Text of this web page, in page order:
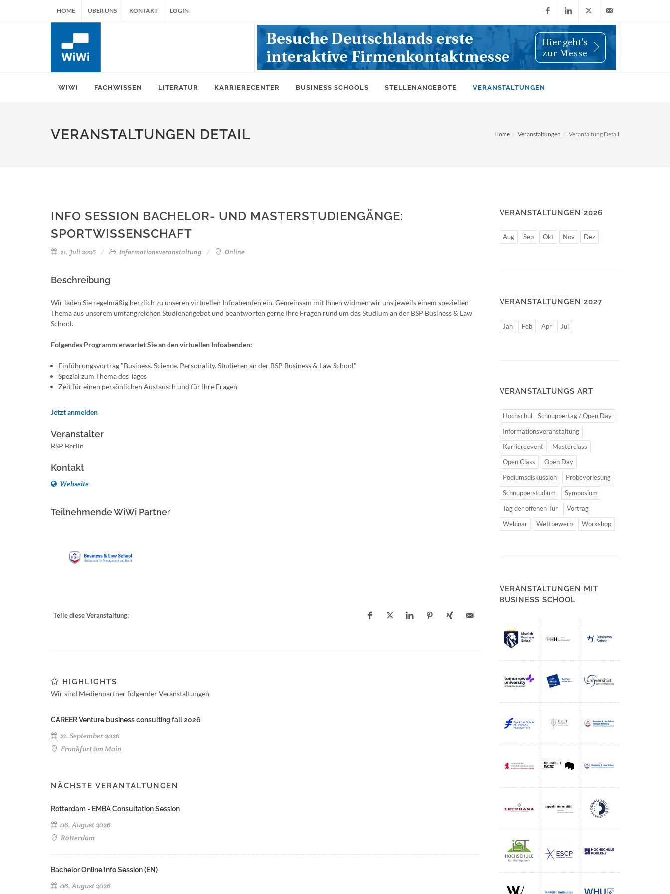
HOME ÜBER UNS KONTAKT LOGIN
FacebookLinkedIn
X
(Twitter)
info@wiwi-
WIWI FACHWISSEN LITERATUR KARRIERECENTER BUSINESS SCHOOLS STELLENANGEBOTE VERANSTALTUNGEN
VERANSTALTUNGEN DETAIL Home Veranstaltungen Verantaltung Detail
INFO SESSION BACHELOR- UND MASTERSTUDIENGÄNGE:
SPORTWISSENSCHAFT
21. Juli 2026 Informationsveranstaltung Online
Beschreibung
Wir laden Sie regelmäßig herzlich zu unseren virtuellen Infoabenden ein. Gemeinsam mit Ihnen widmen wir uns jeweils einem speziellen
Thema aus unserem umfangreichen Studienangebot und beantworten gerne Ihre Fragen rund um das Studium an der BSP Business & Law
School.
Folgendes Programm erwartet Sie an den virtuellen Infoabenden:
Einführungsvortrag "Business. Science. Personality. Studieren an der BSP Business & Law School"
Spezial zum Thema des Tages
Zeit für einen persönlichen Austausch und für Ihre Fragen
Jetzt anmelden
Veranstalter
BSP Berlin
Kontakt
Webseite
Teilnehmende WiWi Partner
Teile diese Veranstaltung:
HIGHLIGHTS
Wir sind Medienpartner folgender Veranstaltungen
CAREER Venture business consulting fall 2026
21. September 2026
Frankfurt am Main
NÄCHSTE VERANTALTUNGEN
Rotterdam - EMBA Consultation Session
06. August 2026
Rotterdam
Bachelor Online Info Session (EN)
06. August 2026
VERANSTALTUNGEN 2026
Aug Sep Okt Nov Dez
VERANSTALTUNGEN 2027
Jan Feb Apr Jul
VERANSTALTUNGS ART
Hochschul - Schnuppertag / Open Day
Informationsveranstaltung
Karriereevent
Masterclass
Open Class
Open Day
Podiumsdiskussion
Probevorlesung
Schnupperstudium
Symposium
Tag der offenen Tür
Vortrag
Webinar
Wettbewerb Workshop
VERANSTALTUNGEN MIT
BUSINESS SCHOOL